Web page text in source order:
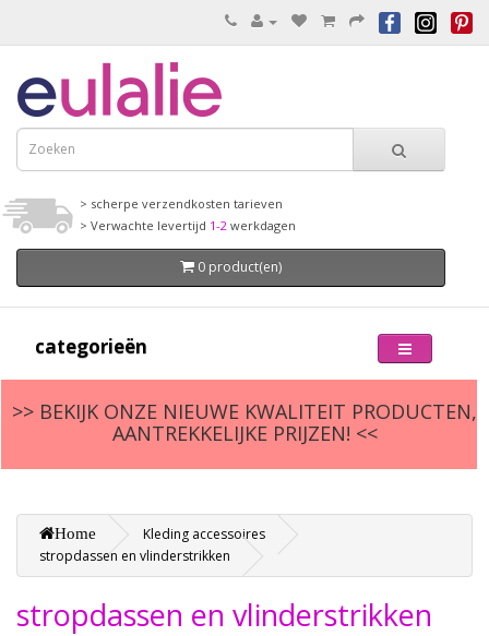
> scherpe verzendkosten tarieven
> Verwachte levertijd 1-2 werkdagen
0 product(en)
categorieën
>> BEKIJK ONZE NIEUWE KWALITEIT PRODUCTEN,
AANTREKKELIJKE PRIJZEN! <<
Home
Kleding accessoires
stropdassen en vlinderstrikken
stropdassen en vlinderstrikken